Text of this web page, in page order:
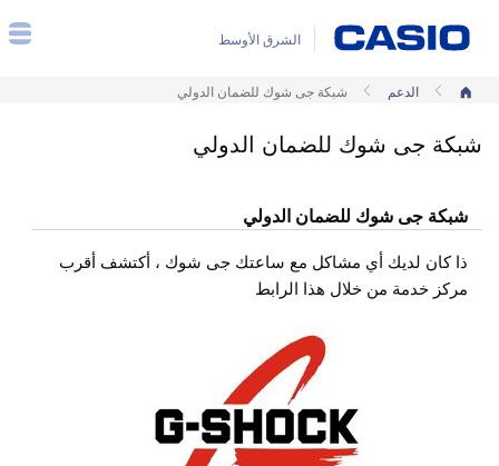
الشرق الأوسط
الصفحة الرئيسية
الدعم شبكة جى شوك للضمان الدولي
شبكة جى شوك للضمان الدولي
شبكة جى شوك للضمان الدولي
ذا كان لديك أي مشاكل مع ساعتك جى شوك ، أكتشف أقرب
مركز خدمة من خلال هذا الرابط